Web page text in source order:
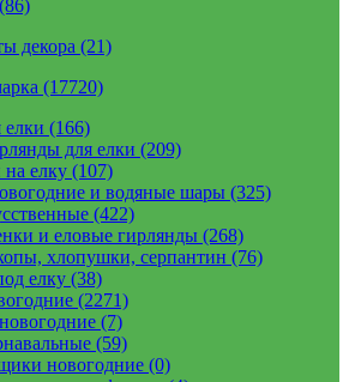
декора (21)
(17720)
елки (166)
для елки (209)
елку (107)
и водяные шары (325)
(422)
и еловые гирлянды (268)
хлопушки, серпантин (76)
елку (38)
(2271)
(7)
(59)
новогодние (0)